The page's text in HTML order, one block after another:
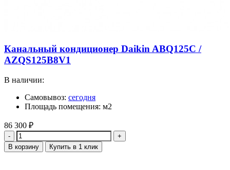
Канальный кондиционер Daikin ABQ125C /
AZQS125B8V1
В наличии:
Самовывоз: сегодня
Площадь помещения: м2
86 300 ₽
Количество
В корзину Купить в 1 клик